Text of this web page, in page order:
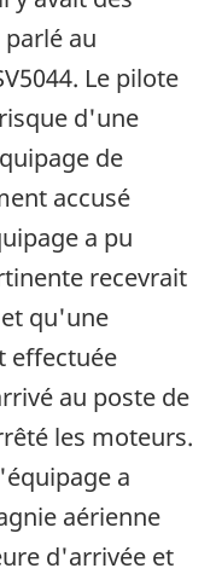
au
Le pilote
d'une
de
accusé
a pu
recevrait
qu'une
effectuée
au poste de
les moteurs.
a
aérienne
d'arrivée et